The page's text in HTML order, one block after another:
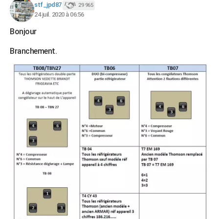
stf_jpd87 29 965
24 juil. 2020 à 06:56
Bonjour
Branchement.